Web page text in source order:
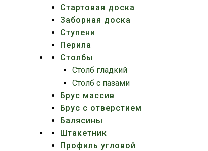
Стартовая доска
Заборная доска
Ступени
Перила
Столбы
Столб гладкий
Столб с пазами
Брус массив
Брус с отверстием
Балясины
Штакетник
Профиль угловой